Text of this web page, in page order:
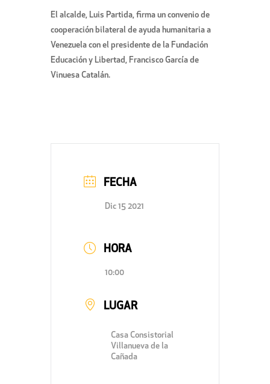
El alcalde, Luis Partida, firma un convenio de
cooperación bilateral de ayuda humanitaria a
Venezuela con el presidente de la Fundación
Educación y Libertad, Francisco García de
Vinuesa Catalán.
FECHA
Dic 15 2021
HORA
10:00
LUGAR
Casa Consistorial
Villanueva de la
Cañada